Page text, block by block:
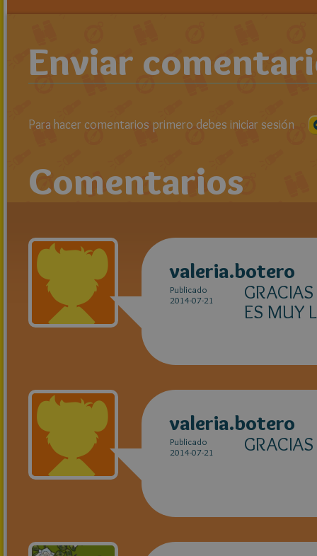
Enviar
Para hacer comentarios primero debes iniciar sesión
Comentarios
valeria.botero
Publicado
2014-07-21
ES MUY
valeria.botero
Publicado
2014-07-21